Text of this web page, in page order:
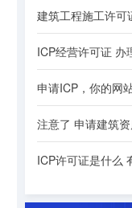
建筑工程施工许可
ICP经营许可证 办
申请ICP，你的网
注意了 申请建筑
ICP许可证是什么